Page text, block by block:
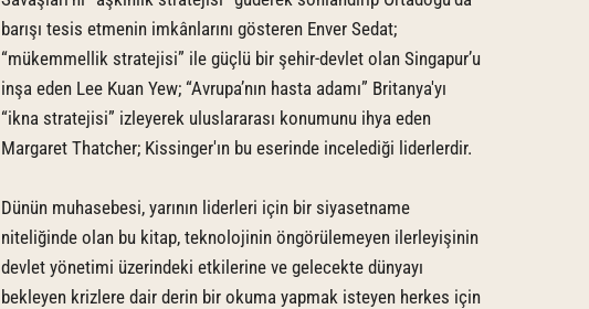
barışı tesis etmenin imkânlarını gösteren Enver Sedat;
“mükemmellik stratejisi” ile güçlü bir şehir-devlet olan Singapur’u
inşa eden Lee Kuan Yew; “Avrupa’nın hasta adamı” Britanya'yı
“ikna stratejisi” izleyerek uluslararası konumunu ihya eden
Margaret Thatcher; Kissinger'ın bu eserinde incelediği liderlerdir.
Dünün muhasebesi, yarının liderleri için bir siyasetname
niteliğinde olan bu kitap, teknolojinin öngörülemeyen ilerleyişinin
devlet yönetimi üzerindeki etkilerine ve gelecekte dünyayı
bekleyen krizlere dair derin bir okuma yapmak isteyen herkes için